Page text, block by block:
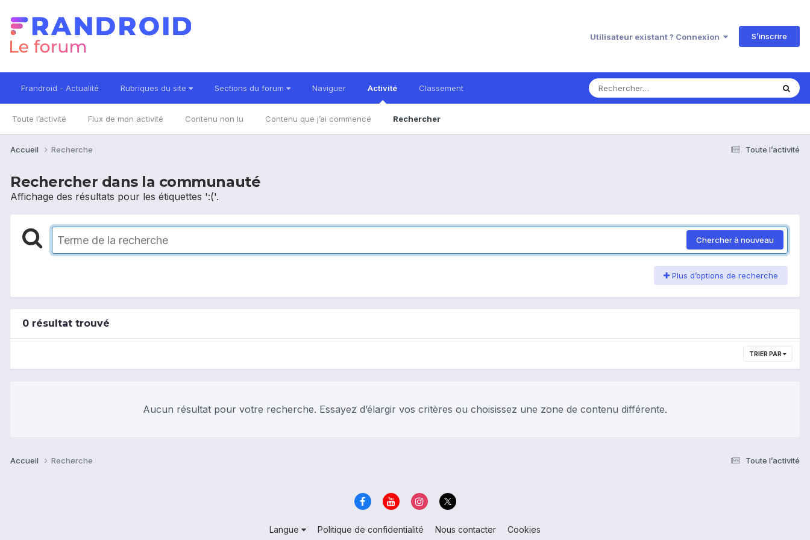
Utilisateur existant ? Connexion S’inscrire
Frandroid - Actualité Rubriques du site Sections du forum Naviguer Activité
Toute l’activité Flux de mon activité Contenu non lu Contenu que j’ai commencé Rechercher
Classement
Toute l’activité
Accueil Recherche
Rechercher dans la communauté
Affichage des résultats pour les étiquettes ':('.
Chercher à nouveau
Plus d’options de recherche
0 résultat trouvé
TRIER PAR
Aucun résultat pour votre recherche. Essayez d’élargir vos critères ou choisissez une zone de contenu différente.
Toute l’activité
Accueil Recherche
Langue Politique de confidentialité Nous contacter Cookies